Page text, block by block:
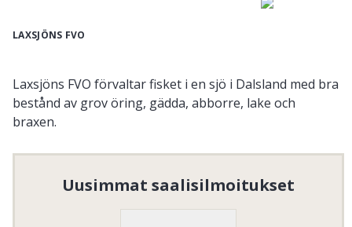
LAXSJÖNS FVO
Laxsjöns FVO förvaltar fisket i en sjö i Dalsland med bra
bestånd av grov öring, gädda, abborre, lake och
braxen.
Organisaation numero:862000-5804
Uusimmat saalisilmoitukset